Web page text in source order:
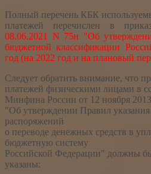
Полный перечень КБК
платежей перечислен в
08.06.2021 N 75н "Об
бюджетной классификации
год (на 2022 год и на плановый
Следует обратить внимание, что
платежей физическими лицами в
Минфина России от 12 ноября
"Об утверждении Правил
распоряжений
о переводе денежных средств в
бюджетную систему
Российской Федерации" должны
указаны: